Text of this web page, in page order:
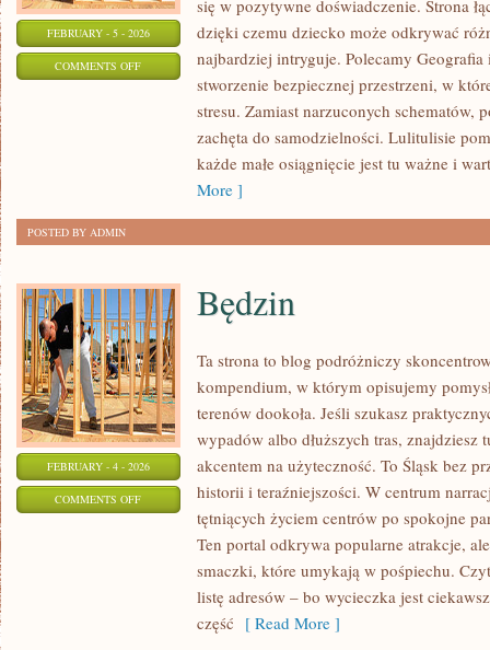
FEBRUARY - 5 - 2026
COMMENTS OFFON
się w pozytywne doświadczenie. Strona
dzięki czemu dziecko może odkrywać
najbardziej intryguje. Polecamy Geografia
stworzenie bezpiecznej przestrzeni, w
stresu. Zamiast narzuconych schematów,
zachęta do samodzielności. Lulitulisie
każde małe osiągnięcie jest tu ważne i
More ]
POSTED BY ADMIN
FEBRUARY - 4 - 2026
COMMENTS OFFON
Będzin
Ta strona to blog podróżniczy
kompendium, w którym opisujemy
terenów dookoła. Jeśli szukasz
wypadów albo dłuższych tras, znajdziesz
akcentem na użyteczność. To Śląsk bez
historii i teraźniejszości. W centrum
tętniących życiem centrów po spokojne
Ten portal odkrywa popularne atrakcje,
smaczki, które umykają w pośpiechu.
listę adresów – bo wycieczka jest
część [ Read More ]